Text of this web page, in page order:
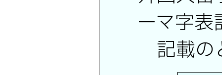
ーマ字
記載の